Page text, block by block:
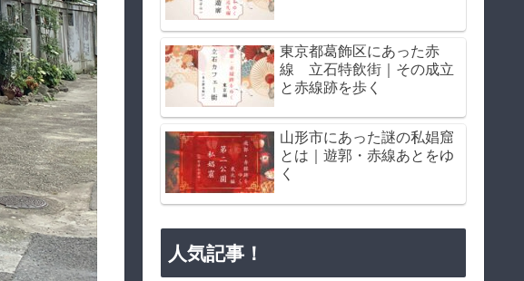
東京都葛飾区にあった赤
線 立石特飲街｜その成立
と赤線跡を歩く
山形市にあった謎の私娼窟
とは｜遊郭・赤線あとをゆ
く
人気記事！